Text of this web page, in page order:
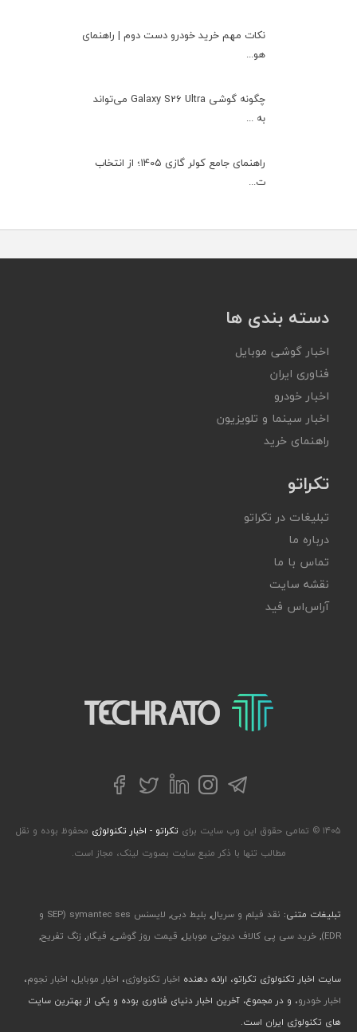
نکات مهم خرید خودرو دست دوم | راهنمای
هو...
چگونه گوشی Galaxy S26 Ultra می‌تواند
به ...
راهنمای جامع کولر گازی ۱۴۰۵؛ از انتخاب
ت...
دسته بندی ها
اخبار گوشی موبایل
فناوری ایران
اخبار خودرو
اخبار سینما و تلویزیون
راهنمای خرید
تکراتو
تبلیغات در تکراتو
درباره ما
تماس با ما
نقشه سایت
آر‌اس‌اس فید
تکراتو – زندگی با تکنولوژی
تلگراماینستاگرام
لینکداینتوییترفیسبوک
۱۴۰۵ © تمامی حقوق این وب سایت برای تکراتو - اخبار تکنولوژی محفوظ بوده و نقل
مطالب تنها با ذکر منبع سایت بصورت لینک، مجاز است.
تبلیغات متنی: نقد فیلم و سریال, بلیط دبی,
لایسنس symantec ses (SEP و
EDR)
, خرید سی پی کالاف دیوتی موبایل, قیمت روز گوشی, فیگار, زنگ تفریح,
سایت اخبار تکنولوژی تکراتو، ارائه دهنده اخبار تکنولوژی، اخبار موبایل، اخبار نجوم،
اخبار خودرو، و در مجموع، آخرین اخبار دنیای فناوری بوده و یکی از بهترین سایت
های تکنولوژی ایران است.